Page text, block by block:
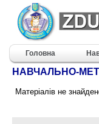
Головна
НАВЧАЛЬНО-
Матеріалів не